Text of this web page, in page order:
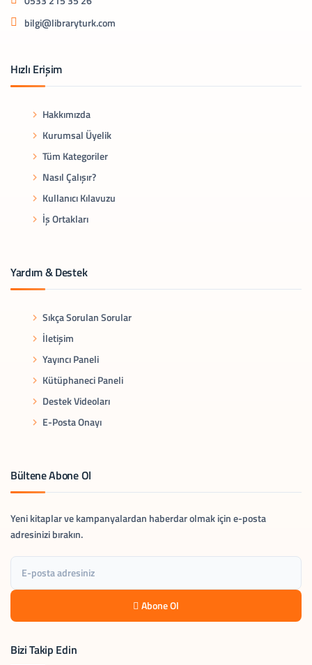
bilgi@libraryturk.com
Hızlı Erişim
Hakkımızda
Kurumsal Üyelik
Tüm Kategoriler
Nasıl Çalışır?
Kullanıcı Kılavuzu
İş Ortakları
Yardım & Destek
Sıkça Sorulan Sorular
İletişim
Yayıncı Paneli
Kütüphaneci Paneli
Destek Videoları
E-Posta Onayı
Bültene Abone Ol
Yeni kitaplar ve kampanyalardan haberdar olmak için e-posta
adresinizi bırakın.
Abone Ol
Bizi Takip Edin